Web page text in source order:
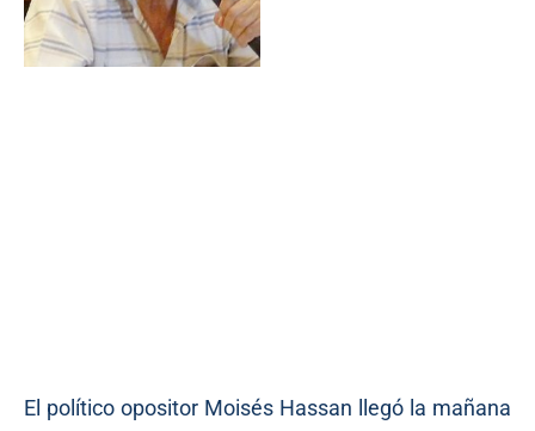
El político opositor Moisés Hassan llegó la mañana